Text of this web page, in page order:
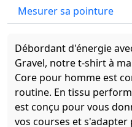
Mesurer sa pointure
Débordant d'énergie
Gravel, notre t-shirt à
Core pour homme est
routine. En tissu
est conçu pour vous
vos courses et